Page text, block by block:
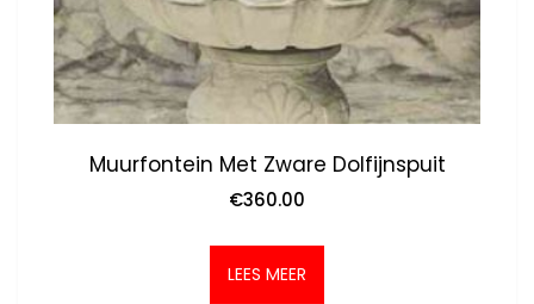
Muurfontein Met Zware Dolfijnspuit
€360.00
LEES MEER